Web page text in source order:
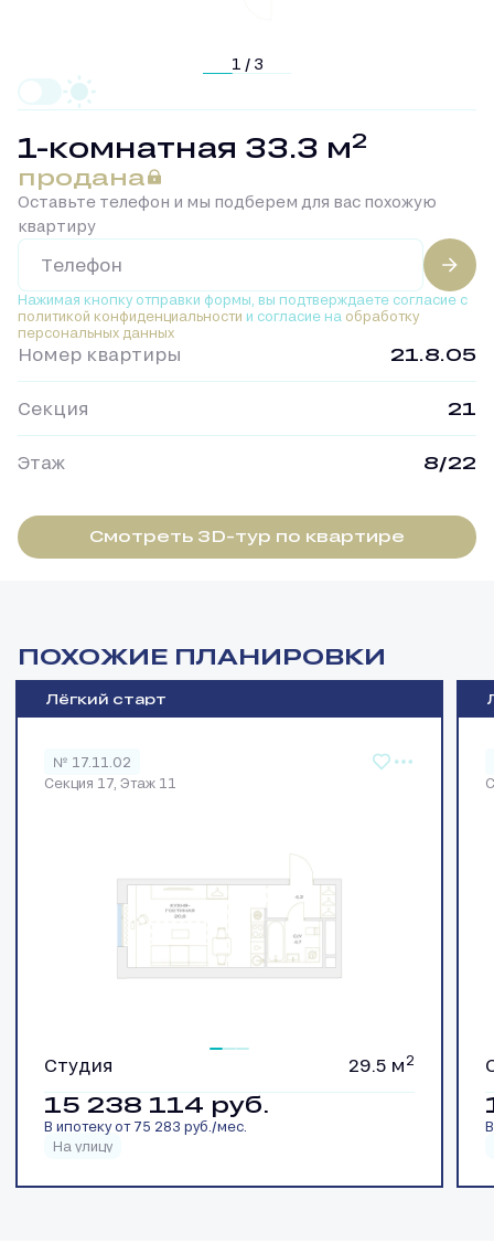
1 / 3
1-комнатная 33.3 м2
продана
Оставьте телефон и мы подберем для вас похожую
квартиру
Нажимая кнопку отправки формы, вы подтверждаете согласие с
политикой конфиденциальности и согласие на обработку
персональных данных
Номер квартиры 21.8.05
Секция 21
Этаж 8/22
Смотреть 3D-тур по квартире
ПОХОЖИЕ ПЛАНИРОВКИ
Лёгкий старт
№ 17.11.02
Секция 17, Этаж 11
Студия 29.5 м 2
15 238 114 руб.
В ипотеку от 75 283 руб./мес.
На улицу